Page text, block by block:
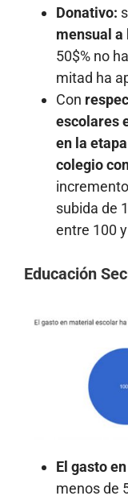
Donativo:
mensual a
50$% no
mitad ha
Con
escolares
en la
colegio
subida de
entre 100
Educación
El gasto
menos de